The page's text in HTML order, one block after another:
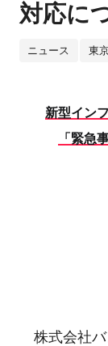
対応に
ニュース 東
新型イン
「緊急
株式会社バ